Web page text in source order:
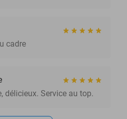
cadre
délicieux. Service au top.